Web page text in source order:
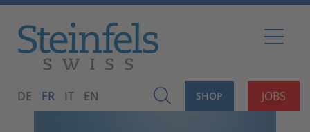
JOBS
SHOP
DE FR IT EN